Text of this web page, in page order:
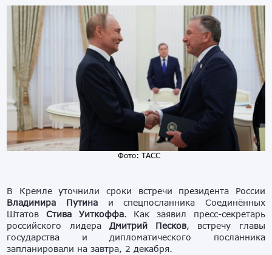
Фото: ТАСС
В Кремле уточнили сроки встречи президента России
Владимира Путинаи спецпосланника Соединённых
Штатов Стива Уиткоффа. Как заявил пресс-секретарь
российского лидераДмитрий Песков, встречу главы
государства и дипломатического посланника
запланировали на завтра, 2 декабря.